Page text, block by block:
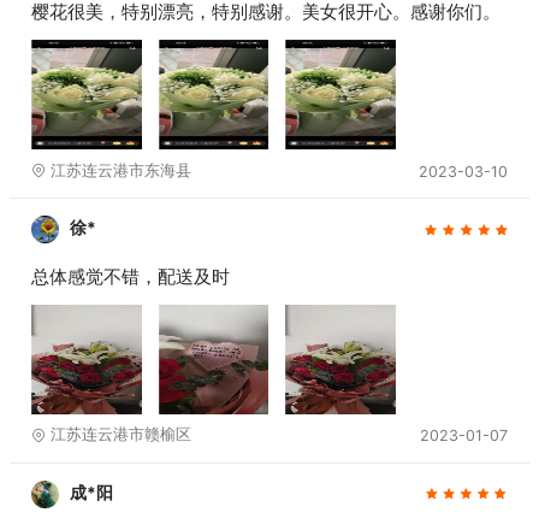
樱花很美，特别漂亮，特别感谢。美女很开心。感谢你们。
江苏连云港市东海县 2023-03-10
徐*
总体感觉不错，配送及时
江苏连云港市赣榆区 2023-01-07
成*阳